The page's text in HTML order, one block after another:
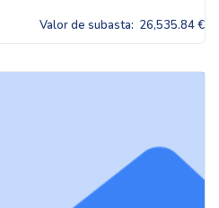
Valor de subasta: 26,535.84 €